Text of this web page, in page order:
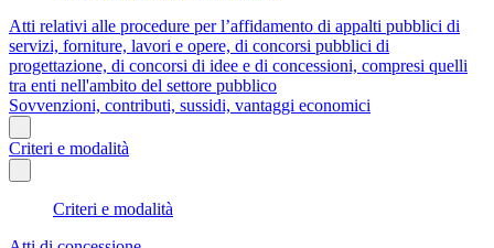
Atti relativi alle procedure per l’affidamento di appalti pubblici di
servizi, forniture, lavori e opere, di concorsi pubblici di
progettazione, di concorsi di idee e di concessioni, compresi quelli
tra enti nell'ambito del settore pubblico
Sovvenzioni, contributi, sussidi, vantaggi economici
Criteri e modalità
Criteri e modalità